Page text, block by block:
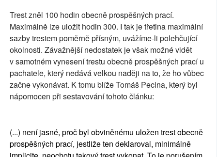
Trest zněl 100 hodin obecně prospěšných prací.
Maximálně lze uložit hodin 300. I tak je třetina maximální
sazby trestem poměrně přísným, uvážíme-li polehčující
okolnosti. Závažnější nedostatek je však možné vidět
v samotném vynesení trestu obecně prospěšných prací u
pachatele, který nedává velkou naději na to, že ho vůbec
začne vykonávat. K tomu blíže Tomáš Pecina, který byl
nápomocen při sestavování tohoto článku:
(...) není jasné, proč byl obviněnému uložen trest obecně
prospěšných prací, jestliže ten deklaroval, minimálně